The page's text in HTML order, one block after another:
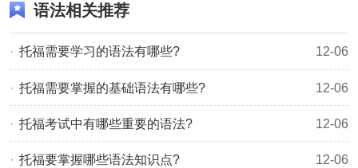
生需要掌握它们的用法和区别，如介词at、in、with的用法
等。
对于托福考试要掌握的语法就介绍到这里了，想了解更多相
在线咨询。
相关推荐：
语法相关推荐
12-06
​托福需要学习的语法有哪些?
12-06
托福需要掌握的基础语法有哪些?
12-06
托福考试中有哪些重要的语法?
12-06
托福要掌握哪些语法知识点?